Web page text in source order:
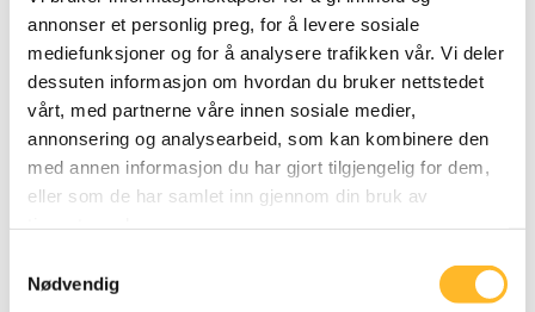
annonser et personlig preg, for å levere sosiale
mediefunksjoner og for å analysere trafikken vår. Vi deler
dessuten informasjon om hvordan du bruker nettstedet
vårt, med partnerne våre innen sosiale medier,
annonsering og analysearbeid, som kan kombinere den
med annen informasjon du har gjort tilgjengelig for dem,
eller som de har samlet inn gjennom din bruk av
Nødvendig
seniorpolitikk er viktig. (Film: Berit Solli)